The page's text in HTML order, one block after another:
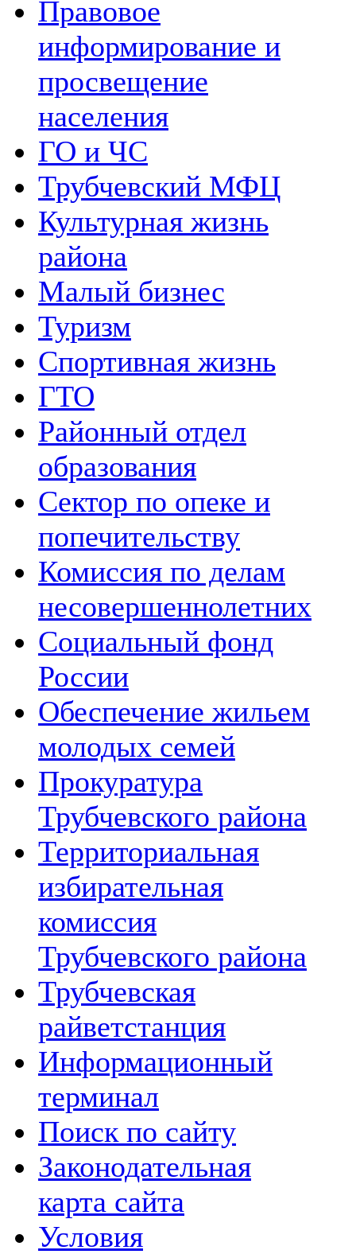
Правовое
информирование и
просвещение
населения
ГО и ЧС
Трубчевский МФЦ
Культурная жизнь
района
Малый бизнес
Туризм
Спортивная жизнь
ГТО
Районный отдел
образования
Сектор по опеке и
попечительству
Комиссия по делам
несовершеннолетних
Социальный фонд
России
Обеспечение жильем
молодых семей
Прокуратура
Трубчевского района
Территориальная
избирательная
комиссия
Трубчевского района
Трубчевская
райветстанция
Информационный
терминал
Поиск по сайту
Законодательная
карта сайта
Условия